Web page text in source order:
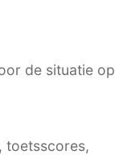
de situatie op
toetsscores,